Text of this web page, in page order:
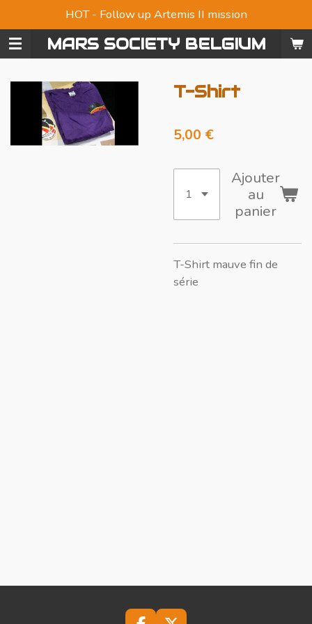
au
contenuMARS SOCIETY BELGIUM
HOT - Follow up Artemis II mission
T-Shirt
5,00 €
Ajouter
au
panier
T-Shirt mauve fin de
série